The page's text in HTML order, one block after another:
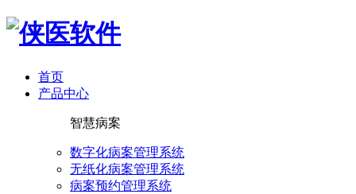
首页
产品中心
智慧病案
数字化病案管理系统
无纸化病案管理系统
病案预约管理系统